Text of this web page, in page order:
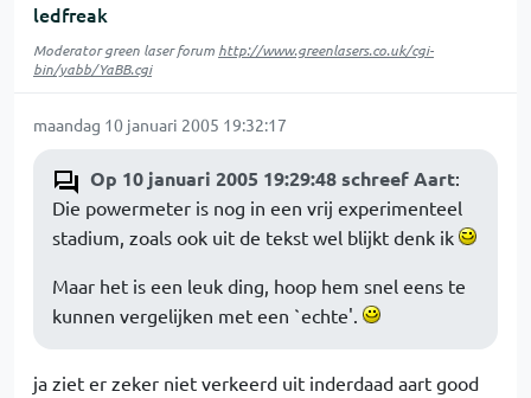
ledfreak
Moderator green laser forum http://www.greenlasers.co.uk/cgi-
bin/yabb/YaBB.cgi
maandag 10 januari 2005 19:32:17
Op 10 januari 2005 19:29:48 schreef Aart:
Die powermeter is nog in een vrij experimenteel
stadium, zoals ook uit de tekst wel blijkt denk ik
Maar het is een leuk ding, hoop hem snel eens te
kunnen vergelijken met een `echte'.
ja ziet er zeker niet verkeerd uit inderdaad aart good